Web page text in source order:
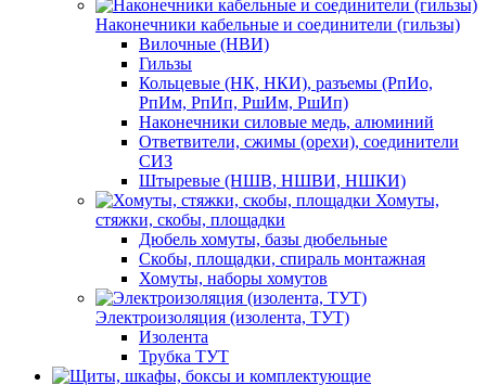
Наконечники кабельные и соединители (гильзы)
Вилочные (НВИ)
Гильзы
Кольцевые (НК, НКИ), разъемы (РпИо,
РпИм, РпИп, РшИм, РшИп)
Наконечники силовые медь, алюминий
Ответвители, сжимы (орехи), соединители
СИЗ
Штыревые (НШВ, НШВИ, НШКИ)
Хомуты,
стяжки, скобы, площадки
Дюбель хомуты, базы дюбельные
Скобы, площадки, спираль монтажная
Хомуты, наборы хомутов
Электроизоляция (изолента, ТУТ)
Изолента
Трубка ТУТ